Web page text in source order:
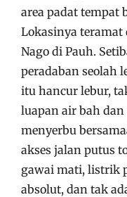
area padat tempat
Lokasinya teramat
Nago di Pauh.
peradaban seolah
itu hancur lebur,
luapan air bah
menyerbu
akses jalan putus
gawai mati, listrik
absolut, dan tak